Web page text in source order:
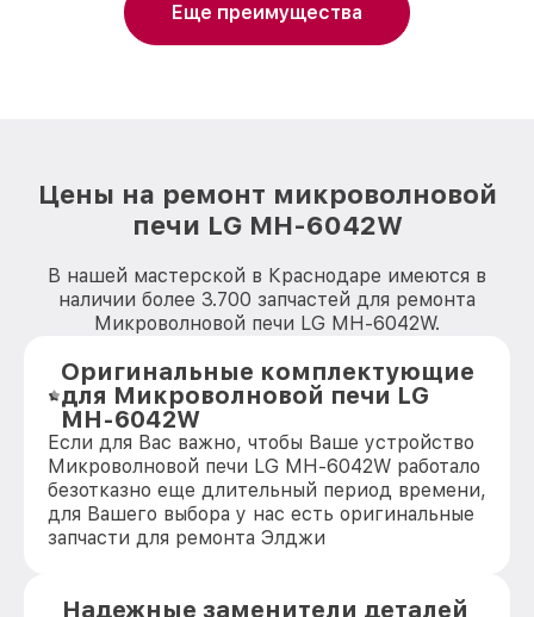
Еще преимущества
Цены на ремонт микроволновой
печи LG MH-6042W
В нашей мастерской в Краснодаре имеются в
наличии более 3.700 запчастей для ремонта
Микроволновой печи LG MH-6042W.
Оригинальные комплектующие
для Микроволновой печи LG
MH-6042W
Если для Вас важно, чтобы Ваше устройство
Микроволновой печи LG MH-6042W работало
безотказно еще длительный период времени,
для Вашего выбора у нас есть оригинальные
запчасти для ремонта Элджи
Надежные заменители деталей